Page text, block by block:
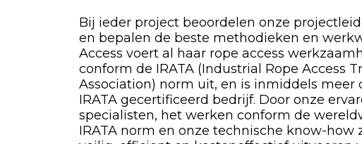
Bij ieder project beoordelen onze
en bepalen de beste methodieken en
Access voert al haar rope access
conform de IRATA (Industrial Rope Access
Association) norm uit, en is inmiddels meer
IRATA gecertificeerd bedrijf. Door onze
specialisten, het werken conform de
IRATA norm en onze technische know-how